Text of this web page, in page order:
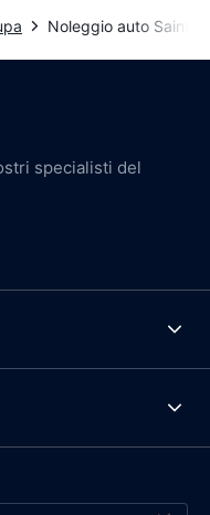
Noleggio auto Saint-
specialisti del